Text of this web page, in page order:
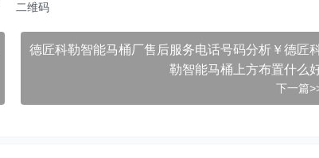
二维码
德匠科勒智能马桶厂售后服务电话号码分析￥德匠
勒智能马桶上方布置什么
下一篇